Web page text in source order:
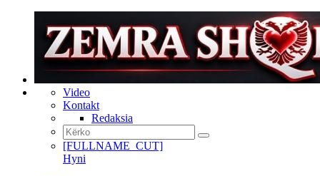
Video
Kontakt
Redaksia
[FULLNAME_CUT]
Hyni